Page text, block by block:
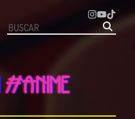
#ANIME